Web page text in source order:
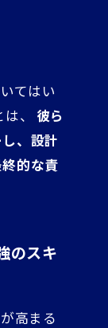
てはい
、
彼ら
、設計
的な責
のスキ
高まる